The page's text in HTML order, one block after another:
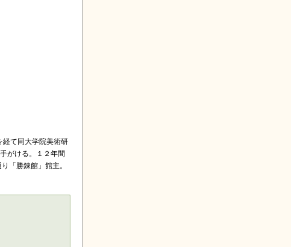
て同大学院美術研
がける。１２年間
「勝錬館」館主。